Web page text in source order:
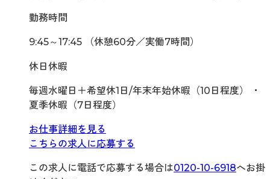
勤務時間
9:45～17:45 （休憩60分／実働7時間）
休日休暇
毎週水曜日＋希望休1日/年末年始休暇（10日程度） ・
夏季休暇（7日程度）
お仕事詳細を見る
こちらの求人に応募する
この求人に電話で応募する場合は0120-10-6918へお掛